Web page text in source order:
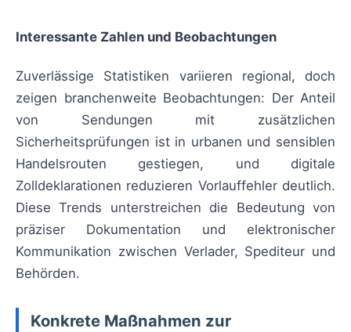
Interessante Zahlen und Beobachtungen
Zuverlässige Statistiken variieren regional, doch
zeigen branchenweite Beobachtungen: Der Anteil
von Sendungen mit zusätzlichen
Sicherheitsprüfungen ist in urbanen und sensiblen
Handelsrouten gestiegen, und digitale
Zolldeklarationen reduzieren Vorlauffehler deutlich.
Diese Trends unterstreichen die Bedeutung von
präziser Dokumentation und elektronischer
Kommunikation zwischen Verlader, Spediteur und
Behörden.
Konkrete Maßnahmen zur